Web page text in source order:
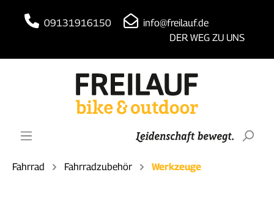
09131916150
info@freilauf.de
DER WEG ZU UNS
Fahrrad Fahrradzubehör Werkzeuge